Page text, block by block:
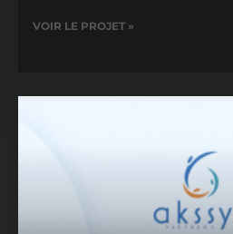
VOIR LE PROJET »